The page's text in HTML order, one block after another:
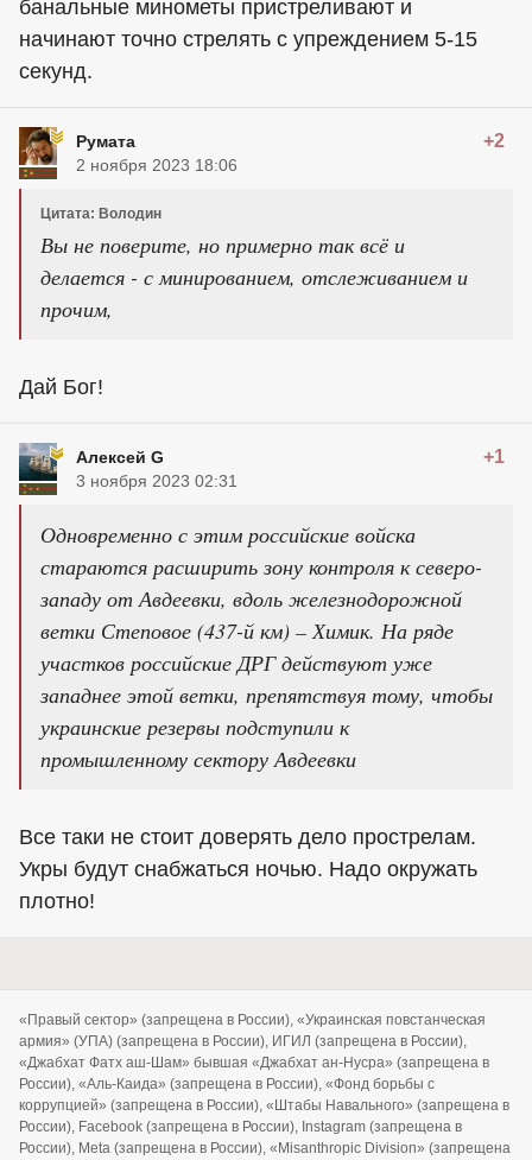
банальные минометы пристреливают и
начинают точно стрелять с упреждением 5-15
секунд.
Румaтa +2
2 ноября 2023 18:06
Цитата: Володин
Вы не поверите, но примерно так всё и
делается - с минированием, отслеживанием и
прочим,
Дай Бог!
Алексей G +1
3 ноября 2023 02:31
Одновременно с этим российские войска
стараются расширить зону контроля к северо-
западу от Авдеевки, вдоль железнодорожной
ветки Степовое (437-й км) – Химик. На ряде
участков российские ДРГ действуют уже
западнее этой ветки, препятствуя тому, чтобы
украинские резервы подступили к
промышленному сектору Авдеевки
Все таки не стоит доверять дело прострелам.
Укры будут снабжаться ночью. Надо окружать
плотно!
«Правый сектор» (запрещена в России), «Украинская повстанческая
армия» (УПА) (запрещена в России), ИГИЛ (запрещена в России),
«Джабхат Фатх аш-Шам» бывшая «Джабхат ан-Нусра» (запрещена в
России), «Аль-Каида» (запрещена в России), «Фонд борьбы с
коррупцией» (запрещена в России), «Штабы Навального» (запрещена в
России), Facebook (запрещена в России), Instagram (запрещена в
России), Meta (запрещена в России), «Misanthropic Division» (запрещена